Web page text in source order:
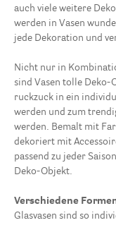
auch viele weitere
werden in Vasen
jede Dekoration und
Nicht nur in
sind Vasen tolle Deko-
ruckzuck in ein
werden und zum
werden. Bemalt mit
dekoriert mit
passend zu jeder
Deko-Objekt.
Verschiedene
Glasvasen sind so